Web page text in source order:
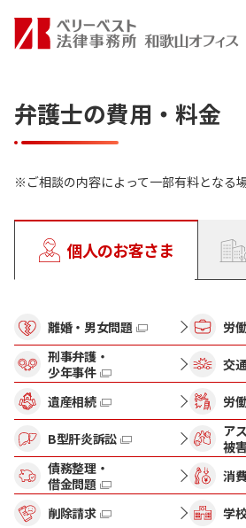
弁護士の費用・料金
ご相談の内容によって一部有料となる
個人のお客さま
離婚・男女問題
労
刑事弁護・
少年事件
交
遺産相続 労
B型肝炎訴訟
ア
被
債務整理・
借金問題
消
削除請求 学